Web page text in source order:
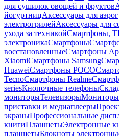
для сушилок овощей и фруктов
йогуртницАксессуары для
электрогрилейАксессуары для
ухода за техникойСмартфоны,
электроникаСмартфоны
восстановленныеСмартфоны
XiaomiСмартфоны Samsung
HuaweiСмартфоны POCO
TecnoСмартфоны Realme
seriesКнопочные телефоны
мониторыТелевизорыМониторы
приставки и медиаплееры
экраныПрофессиональные
книгиПланшетыЭлектронные
планшетыБлокноты